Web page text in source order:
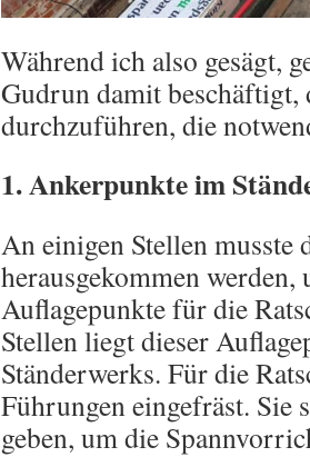
Während ich also gesägt,
Gudrun damit
durchzuführen, die
1. Ankerpunkte im
An einigen Stellen musste
herausgekommen
Auflagepunkte für die
Stellen liegt dieser
Ständerwerks. Für die
Führungen eingefräst.
geben, um die